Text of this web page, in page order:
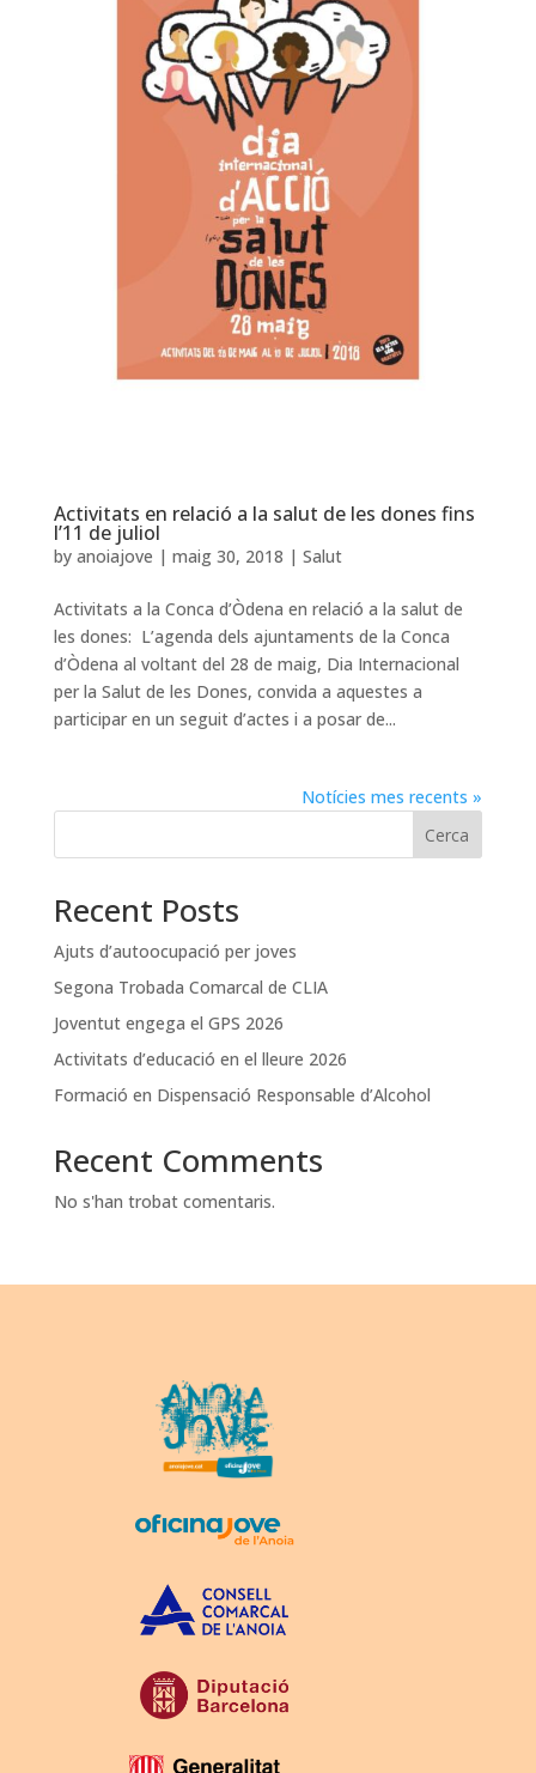
Activitats en relació a la salut de les dones fins
l’11 de juliol
by anoiajove | maig 30, 2018 | Salut
Activitats a la Conca d’Òdena en relació a la salut de
les dones: L’agenda dels ajuntaments de la Conca
d’Òdena al voltant del 28 de maig, Dia Internacional
per la Salut de les Dones, convida a aquestes a
participar en un seguit d’actes i a posar de...
Notícies mes recents »
Cerca
Recent Posts
Ajuts d’autoocupació per joves
Segona Trobada Comarcal de CLIA
Joventut engega el GPS 2026
Activitats d’educació en el lleure 2026
Formació en Dispensació Responsable d’Alcohol
Recent Comments
No s'han trobat comentaris.